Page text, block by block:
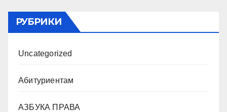
РУБРИКИ
Uncategorized
Абитуриентам
АЗБУКА ПРАВА